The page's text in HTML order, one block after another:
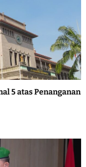
5 atas Penanganan